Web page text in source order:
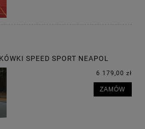
SPEED SPORT NEAPOL
6 179,00 zł
ZAMÓW